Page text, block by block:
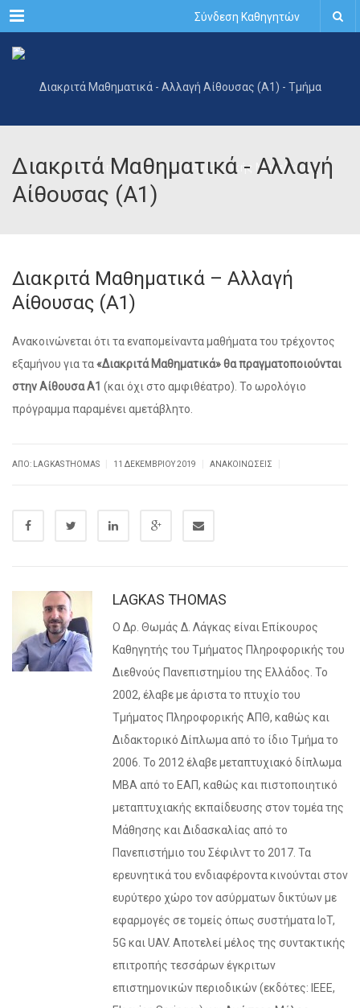
Menu Σύνδεση Καθηγητών
Διακριτά Μαθηματικά - Αλλαγή
Αίθουσας (Α1)
Διακριτά Μαθηματικά – Αλλαγή
Αίθουσας (Α1)
Ανακοινώνεται ότι τα εναπομείναντα μαθήματα του τρέχοντος
εξαμήνου για τα«Διακριτά Μαθηματικά» θα πραγματοποιούνται
στην Αίθουσα Α1 (και όχι στο αμφιθέατρο). Το ωρολόγιο
πρόγραμμα παραμένει αμετάβλητο.
ΑΠΌ: LAGKAS THOMAS 11 ΔΕΚΕΜΒΡΊΟΥ 2019 ΑΝΑΚΟΙΝΏΣΕΙΣ
LAGKAS THOMAS
Ο Δρ. Θωμάς Δ. Λάγκας είναι Επίκουρος
Καθηγητής του Τμήματος Πληροφορικής του
Διεθνούς Πανεπιστημίου της Ελλάδος. Το
2002, έλαβε με άριστα το πτυχίο του
Τμήματος Πληροφορικής ΑΠΘ, καθώς και
Διδακτορικό Δίπλωμα από το ίδιο Τμήμα το
2006. Το 2012 έλαβε μεταπτυχιακό δίπλωμα
ΜΒΑ από το ΕΑΠ, καθώς και πιστοποιητικό
μεταπτυχιακής εκπαίδευσης στον τομέα της
Μάθησης και Διδασκαλίας από το
Πανεπιστήμιο του Σέφιλντ το 2017. Τα
ερευνητικά του ενδιαφέροντα κινούνται στον
ευρύτερο χώρο τον ασύρματων δικτύων με
εφαρμογές σε τομείς όπως συστήματα IoT,
5G και UAV. Αποτελεί μέλος της συντακτικής
επιτροπής τεσσάρων έγκριτων
επιστημονικών περιοδικών (εκδότες: IEEE,